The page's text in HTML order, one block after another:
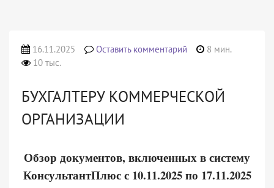
16.11.2025 Оставить комментарий
8 мин.
10 тыс.
БУХГАЛТЕРУ КОММЕРЧЕСКОЙ
ОРГАНИЗАЦИИ
Обзор документов, включенных в систему
КонсультантПлюс с 10.11.2025 по 17.11.2025